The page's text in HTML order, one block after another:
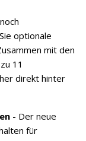
optionale
mit den
11
direkt hinter
- Der neue
für